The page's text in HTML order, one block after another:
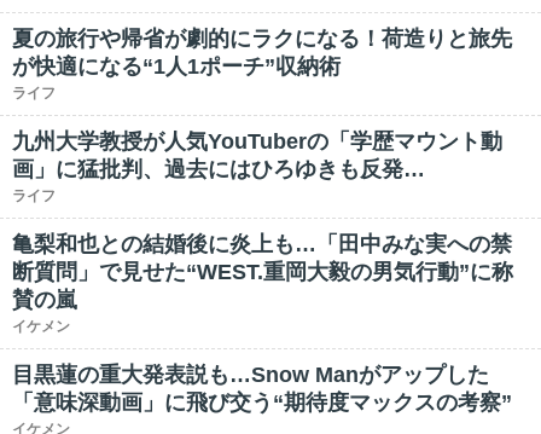
夏の旅行や帰省が劇的にラクになる！荷造りと旅先
が快適になる“1人1ポーチ”収納術
ライフ
九州大学教授が人気YouTuberの「学歴マウント動
画」に猛批判、過去にはひろゆきも反発…
ライフ
亀梨和也との結婚後に炎上も…「田中みな実への禁
断質問」で見せた“WEST.重岡大毅の男気行動”に称
賛の嵐
イケメン
目黒蓮の重大発表説も…Snow Manがアップした
「意味深動画」に飛び交う“期待度マックスの考察”
イケメン